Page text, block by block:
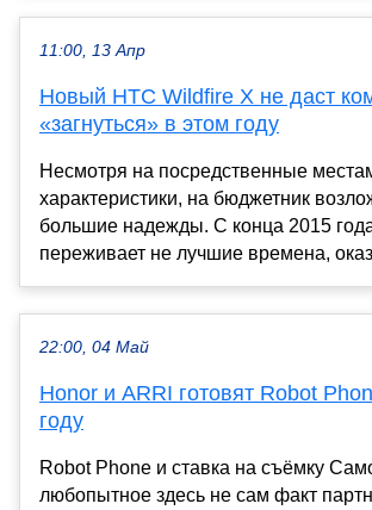
11:00, 13 Апр
Новый HTC Wildfire X не даст
«загнуться» в этом году
Несмотря на посредственные
характеристики, на бюджетник
большие надежды. С конца 2015
переживает не лучшие времена,
22:00, 04 Май
Honor и ARRI готовят Robot
году
Robot Phone и ставка на съёмку
любопытное здесь не сам факт